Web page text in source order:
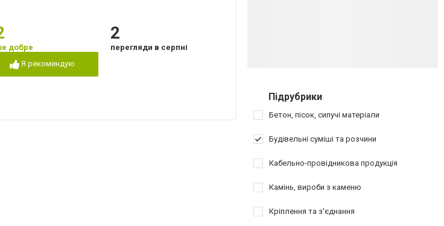
добре
Я рекомендую
2
перегляди в серпні
Підрубрики
Бетон, пісок, сипучі матеріали
Будівельні суміші та розчини
Кабельно-провідникова продукція
Камінь, вироби з каменю
Кріплення та з'єднання